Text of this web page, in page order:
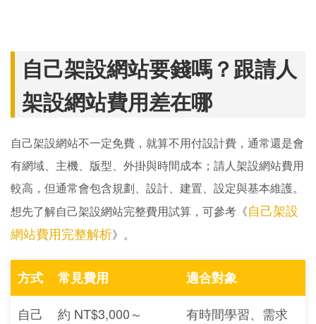
自己架設網站要錢嗎？跟請人
架設網站費用差在哪
自己架設網站不一定免費，就算不用付設計費，通常還是會
有網域、主機、版型、外掛與時間成本；請人架設網站費用
較高，但通常會包含規劃、設計、建置、設定與基本維護。
想先了解自己架設網站完整費用試算，可參考《自己架設
網站費用完整解析》。
方式 常見費用
適合對象
自己
約 NT$3,000～
有時間學習、需求